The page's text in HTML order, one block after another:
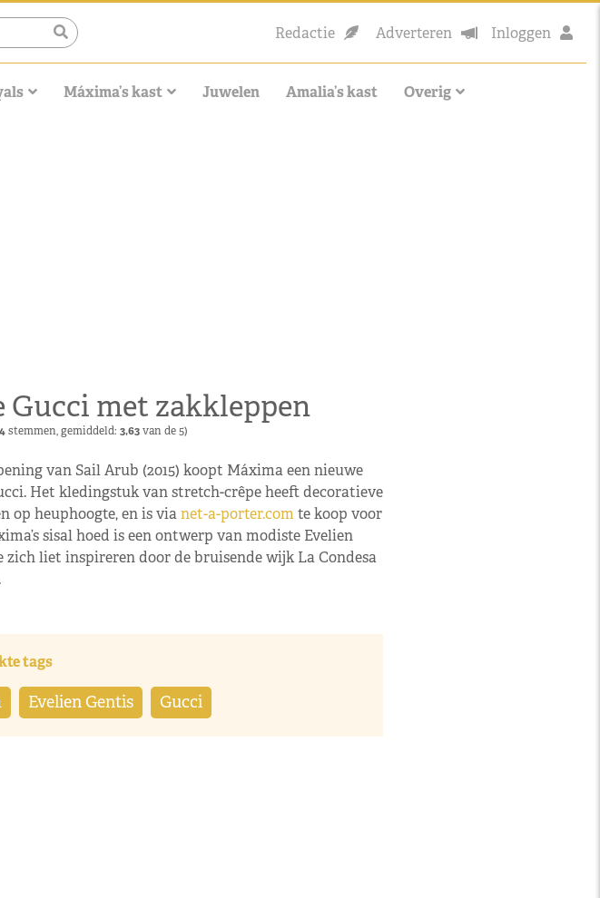
Redactie Adverteren Inloggen
Máxima’s kast Juwelen Amalia’s kast Overig
Gucci met zakkleppen
stemmen, gemiddeld: 3,63van de 5)
van Sail Arub (2015) koopt Máxima een nieuwe
Het kledingstuk van stretch-crêpe heeft decoratieve
op heuphoogte, en is vianet-a-porter.comte koop voor
sisal hoed is een ontwerp van modiste Evelien
zich liet inspireren door de bruisende wijk La Condesa
tags
Evelien Gentis Gucci